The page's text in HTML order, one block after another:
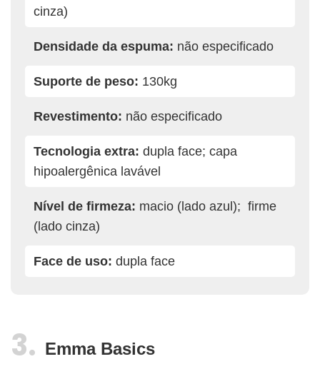
cinza)
Densidade da espuma: não especificado
Suporte de peso: 130kg
Revestimento: não especificado
Tecnologia extra: dupla face; capa
hipoalergênica lavável
Nível de firmeza: macio (lado azul); firme
(lado cinza)
Face de uso: dupla face
Emma Basics